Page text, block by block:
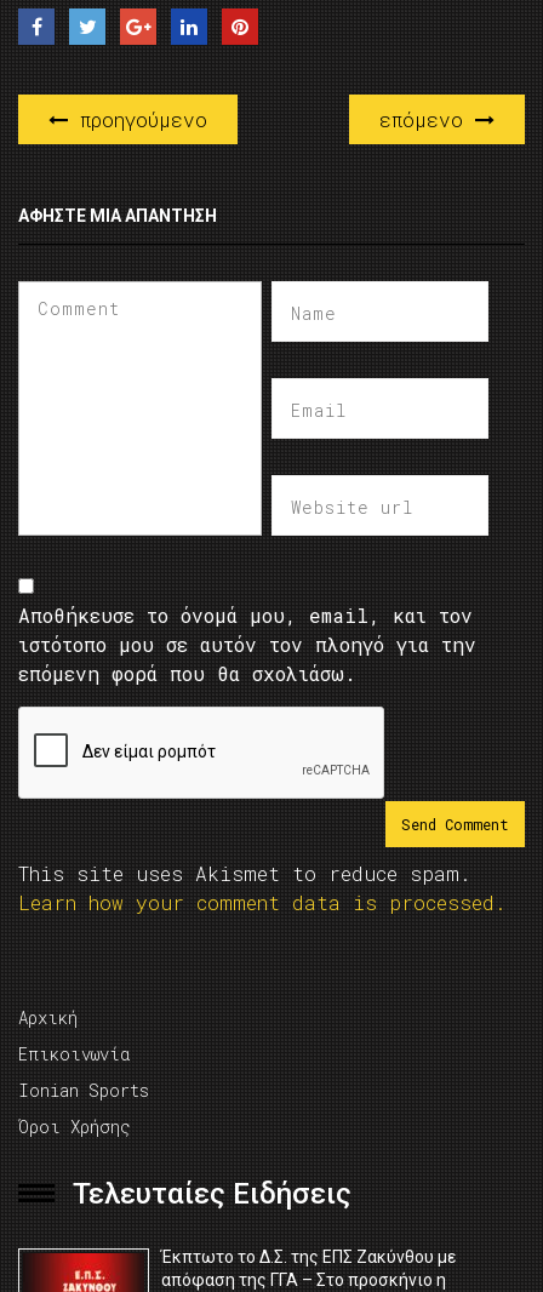
προηγούμενο επόμενο
ΑΦΉΣΤΕ ΜΙΑ ΑΠΆΝΤΗΣΗ
Αποθήκευσε το όνομά μου, email, και τον
ιστότοπο μου σε αυτόν τον πλοηγό για την
επόμενη φορά που θα σχολιάσω.
This site uses Akismet to reduce spam.
Learn how your comment data is processed.
Αρχική
Επικοινωνία
Ionian Sports
Όροι Χρήσης
Τελευταίες Ειδήσεις
Έκπτωτο το Δ.Σ. της ΕΠΣ Ζακύνθου με
απόφαση της ΓΓΑ – Στο προσκήνιο η